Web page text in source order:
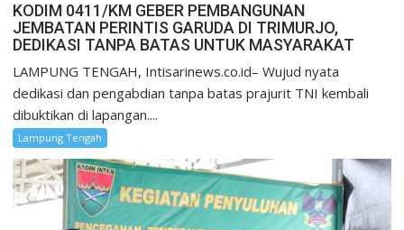
KODIM 0411/KM GEBER PEMBANGUNAN
JEMBATAN PERINTIS GARUDA DI TRIMURJO,
DEDIKASI TANPA BATAS UNTUK MASYARAKAT
LAMPUNG TENGAH, Intisarinews.co.id– Wujud nyata
dedikasi dan pengabdian tanpa batas prajurit TNI kembali
dibuktikan di lapangan....
Lampung Tengah